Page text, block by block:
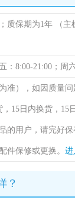
质保期为1年 （
：8:00-21:00；周
准），如因质量
15日内换货，
的用户，请完好
件保修或更换。 进
？